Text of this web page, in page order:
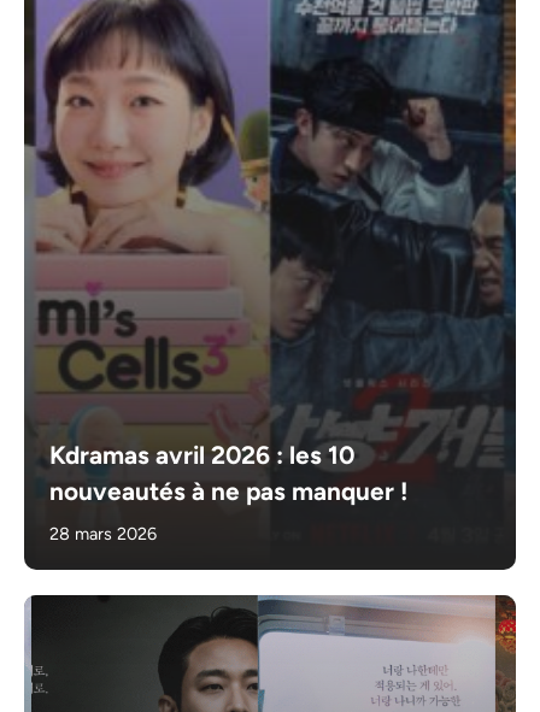
Kdramas avril 2026 : les 10
nouveautés à ne pas manquer !
28 mars 2026